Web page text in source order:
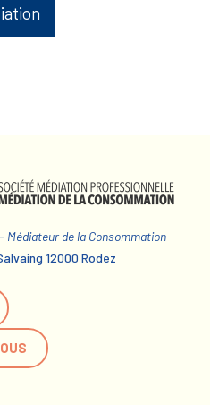
Médiateur de la Consommation
12000 Rodez